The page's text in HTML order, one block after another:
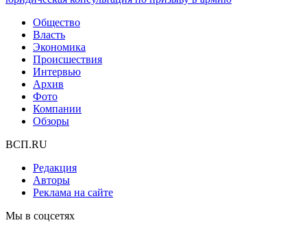
Общество
Власть
Экономика
Происшествия
Интервью
Архив
Фото
Компании
Обзоры
ВСП.RU
Редакция
Авторы
Реклама на сайте
Мы в соцсетях